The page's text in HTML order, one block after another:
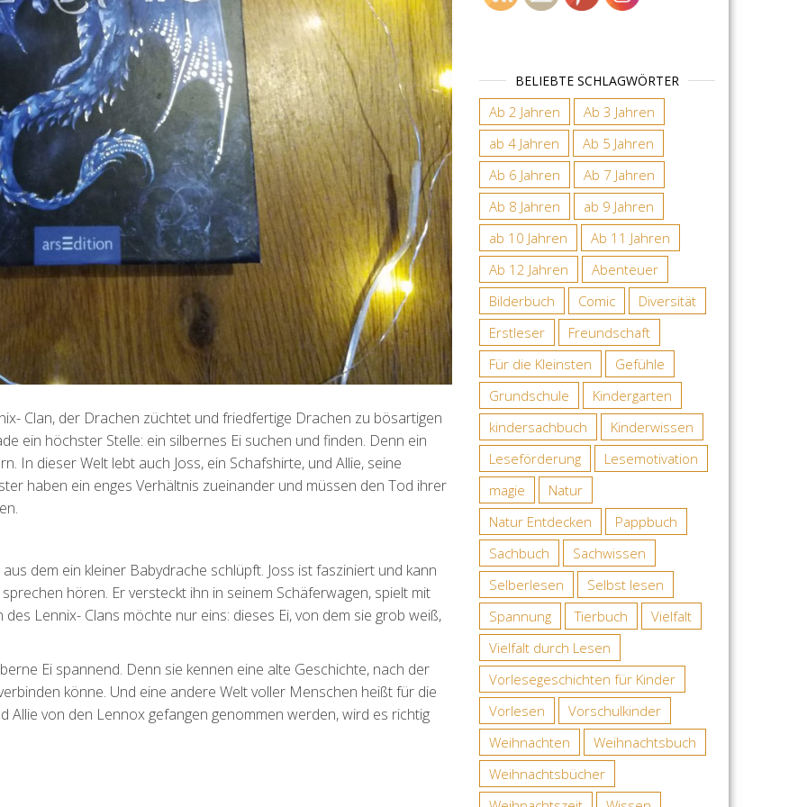
Clan, der Drachen züchtet und friedfertige Drachen zu bösartigen
ein höchster Stelle: ein silbernes Ei suchen und finden. Denn ein
In dieser Welt lebt auch Joss, ein Schafshirte, und Allie, seine
haben ein enges Verhältnis zueinander und müssen den Tod ihrer
dem ein kleiner Babydrache schlüpft. Joss ist fasziniert und kann
hören. Er versteckt ihn in seinem Schäferwagen, spielt mit
Lennix- Clans möchte nur eins: dieses Ei, von dem sie grob weiß,
Ei spannend. Denn sie kennen eine alte Geschichte, nach der
könne. Und eine andere Welt voller Menschen heißt für die
Allie von den Lennox gefangen genommen werden, wird es richtig
BELIEBTE SCHLAGWÖRTER
Ab 2 Jahren
Ab 3 Jahren
ab 4 Jahren
Ab 5 Jahren
Ab 6 Jahren
Ab 7 Jahren
Ab 8 Jahren
ab 9 Jahren
ab 10 Jahren
Ab 11 Jahren
Ab 12 Jahren
Abenteuer
Bilderbuch
Comic
Diversität
Erstleser
Freundschaft
Für die Kleinsten
Gefühle
Grundschule
Kindergarten
kindersachbuch
Kinderwissen
Leseförderung
Lesemotivation
magie
Natur
Natur Entdecken
Pappbuch
Sachbuch
Sachwissen
Selberlesen
Selbst lesen
Spannung
Tierbuch
Vielfalt
Vielfalt durch Lesen
Vorlesegeschichten für Kinder
Vorlesen
Vorschulkinder
Weihnachten
Weihnachtsbuch
Weihnachtsbücher